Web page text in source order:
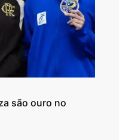
são ouro no